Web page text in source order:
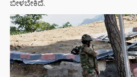
ಬೀಳಬೇಕಿದೆ.